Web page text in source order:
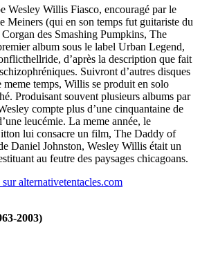
Wesley Willis Fiasco, encouragé par le
Meiners (qui en son temps fut guitariste du
des Smashing Pumpkins, The
album sous le label Urban Legend,
d’après la description que fait
Suivront d’autres disques
temps, Willis se produit en solo
Produisant souvent plusieurs albums par
compte plus d’une cinquantaine de
leucémie. La meme année, le
lui consacre un film, The Daddy of
Daniel Johnston, Wesley Willis était un
au feutre des paysages chicagoans.
alternativetentacles.com
2003)